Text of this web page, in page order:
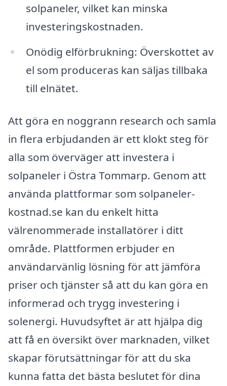
solpaneler, vilket kan minska
investeringskostnaden.
Onödig elförbrukning: Överskottet av
el som produceras kan säljas tillbaka
till elnätet.
Att göra en noggrann research och samla
in flera erbjudanden är ett klokt steg för
alla som överväger att investera i
solpaneler i Östra Tommarp. Genom att
använda plattformar som solpaneler-
kostnad.se kan du enkelt hitta
välrenommerade installatörer i ditt
område. Plattformen erbjuder en
användarvänlig lösning för att jämföra
priser och tjänster så att du kan göra en
informerad och trygg investering i
solenergi. Huvudsyftet är att hjälpa dig
att få en översikt över marknaden, vilket
skapar förutsättningar för att du ska
kunna fatta det bästa beslutet för dina